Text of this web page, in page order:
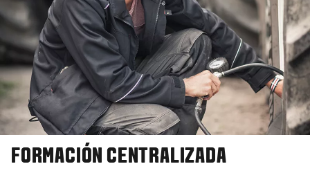
FORMACIÓN CENTRALIZADA